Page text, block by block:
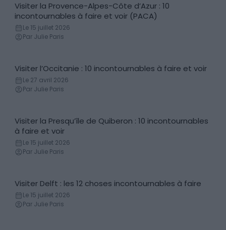
Incontournables
Visiter la Provence-Alpes-Côte d’Azur : 10
incontournables à faire et voir (PACA)
Le 15 juillet 2026
Par Julie Paris
Incontournables
Visiter l’Occitanie : 10 incontournables à faire et voir
Le 27 avril 2026
Par Julie Paris
Incontournables
Visiter la Presqu’île de Quiberon : 10 incontournables
à faire et voir
Le 15 juillet 2026
Par Julie Paris
Incontournables
Visiter Delft : les 12 choses incontournables à faire
Le 15 juillet 2026
Par Julie Paris